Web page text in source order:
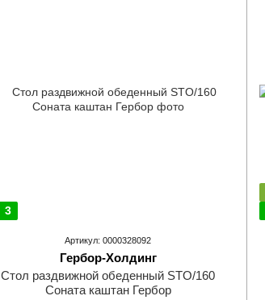
3
Артикул: 0000328092
Гербор-Холдинг
Стол раздвижной обеденный STO/160
Соната каштан Гербор